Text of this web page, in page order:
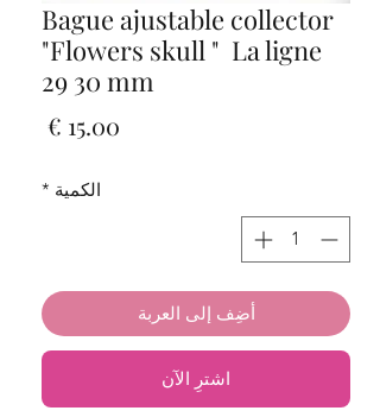
Bague ajustable collector
"Flowers skull " La ligne
29 30 mm
الكمية *
أضِف إلى العربة
اشترِ الآن